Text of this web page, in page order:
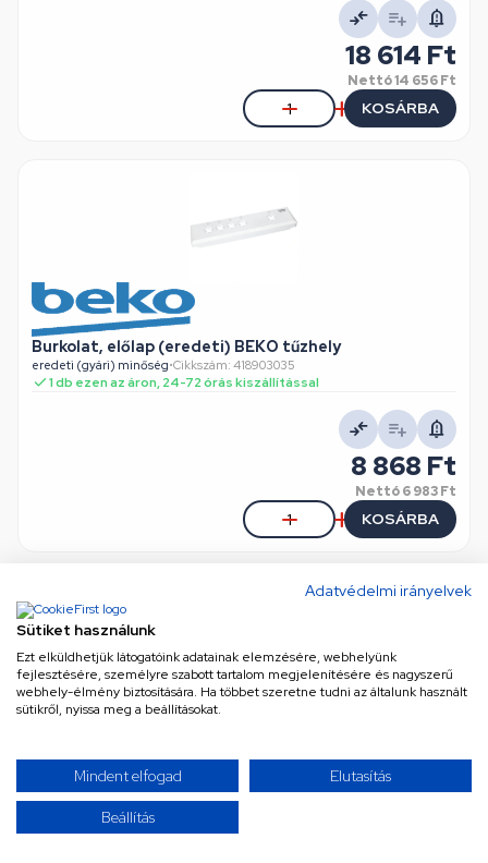
Adatvédelmi irányelvek
Sütiket használunk
Ezt elküldhetjük látogatóink adatainak elemzésére, webhelyünk
fejlesztésére, személyre szabott tartalom megjelenítésére és nagyszerű
webhely-élmény biztosítására. Ha többet szeretne tudni az általunk használt
sütikről, nyissa meg a beállításokat.
Mindent elfogad Elutasítás
Beállítás
18 614 Ft
Nettó14 656 Ft
KOSÁRBA
Burkolat, előlap (eredeti) BEKO tűzhely
eredeti (gyári) minőség•Cikkszám: 418903035
1 db ezen az áron, 24-72 órás kiszállítással
8 868 Ft
Nettó6 983 Ft
KOSÁRBA
Burkolati elem (alsó) BEKO tűzhely
Cikkszám: 417930004
8 db ezen az áron, 24-72 órás kiszállítással